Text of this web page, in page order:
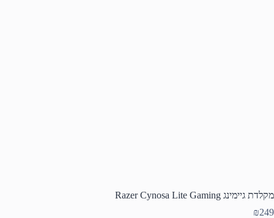
מקלדת גיימינג Razer Cynosa Lite Gaming
₪249